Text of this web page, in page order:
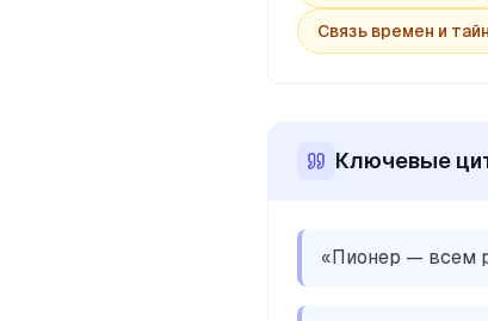
Связь времен и
Ключевые
«Пионер — всем